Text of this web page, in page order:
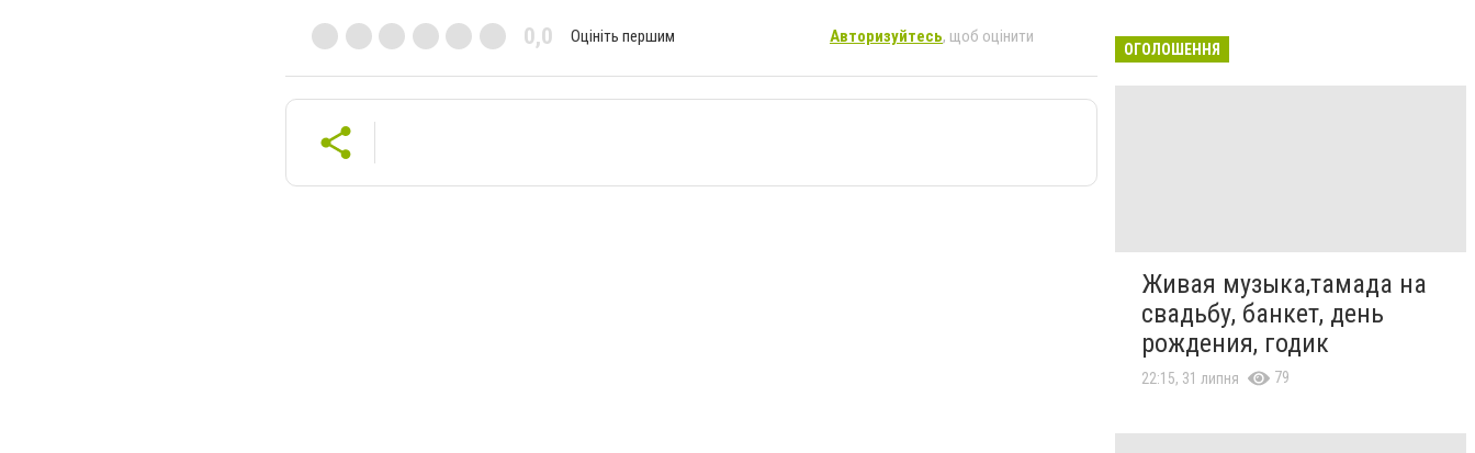
0,0 Оцініть першим Авторизуйтесь, щоб оцінити
ОГОЛОШЕННЯ
Живая музыка,тамада на
свадьбу, банкет, день
рождения, годик
22:15, 31 липня 79